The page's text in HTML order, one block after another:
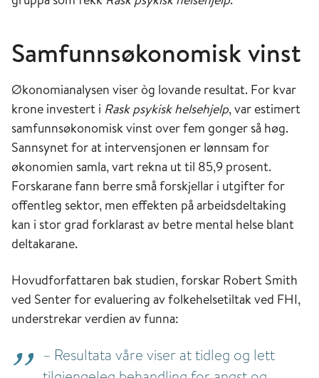
Samfunnsøkonomisk vinst
Økonomianalysen viser òg lovande resultat. For kvar
krone investert i Rask psykisk helsehjelp, var estimert
samfunnsøkonomisk vinst over fem gonger så høg.
Sannsynet for at intervensjonen er lønnsam for
økonomien samla, vart rekna ut til 85,9 prosent.
Forskarane fann berre små forskjellar i utgifter for
offentleg sektor, men effekten på arbeidsdeltaking
kan i stor grad forklarast av betre mental helse blant
deltakarane.
Hovudforfattaren bak studien, forskar Robert Smith
ved Senter for evaluering av folkehelsetiltak ved FHI,
understrekar verdien av funna:
– Resultata våre viser at tidleg og lett